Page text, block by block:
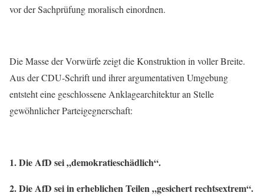
vor der Sachprüfung moralisch einordnen.
Die Masse der Vorwürfe zeigt die Konstruktion in voller Breite.
Aus der CDU-Schrift und ihrer argumentativen Umgebung
entsteht eine geschlossene Anklagearchitektur an Stelle
gewöhnlicher Parteigegnerschaft:
1. Die AfD sei „demokratieschädlich“.
2. Die AfD sei in erheblichen Teilen „gesichert rechtsextrem“.